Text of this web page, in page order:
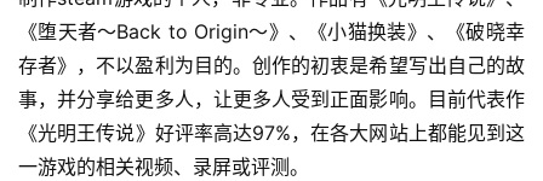
戏
业
界
手
机
《堕天者～Back to Origin～》、《小猫换装》、《破晓幸
存者》，不以盈利为目的。创作的初衷是希望写出自己的故
事，并分享给更多人，让更多人受到正面影响。目前代表作
《光明王传说》好评率高达97%，在各大网站上都能见到这
一游戏的相关视频、录屏或评测。